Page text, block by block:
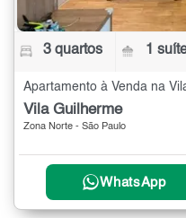
3 quartos 1
Apartamento à Venda na
Vila Guilherme
Zona Norte - São Paulo
WhatsApp